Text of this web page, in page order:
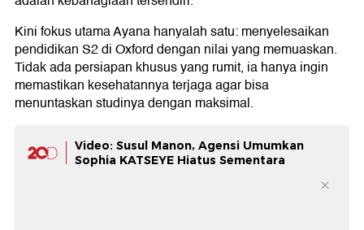
Kini fokus utama Ayana hanyalah satu: menyelesaikan
pendidikan S2 di Oxford dengan nilai yang memuaskan.
Tidak ada persiapan khusus yang rumit, ia hanya ingin
memastikan kesehatannya terjaga agar bisa
menuntaskan studinya dengan maksimal.
Video: Susul Manon, Agensi Umumkan
Sophia KATSEYE Hiatus Sementara